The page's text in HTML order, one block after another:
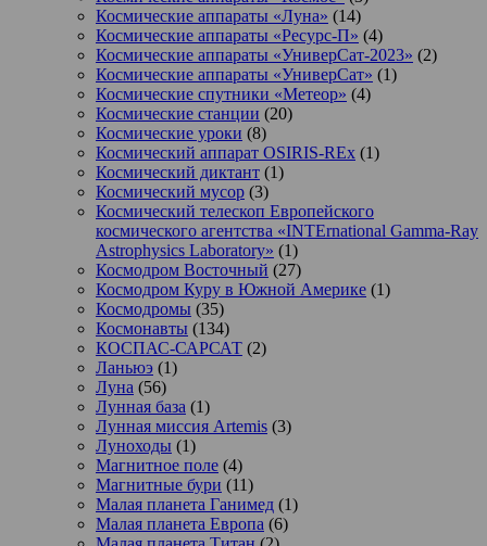
Космические аппараты «Луна» (14)
Космические аппараты «Ресурс-П» (4)
Космические аппараты «УниверСат-2023» (2)
Космические аппараты «УниверСат» (1)
Космические спутники «Метеор» (4)
Космические станции (20)
Космические уроки (8)
Космический аппарат OSIRIS-REx (1)
Космический диктант (1)
Космический мусор (3)
Космический телескоп Европейского
космического агентства «INTErnational Gamma-Ray
Astrophysics Laboratory» (1)
Космодром Восточный (27)
Космодром Куру в Южной Америке (1)
Космодромы (35)
Космонавты (134)
КОСПАС-САРСАТ (2)
Ланьюэ (1)
Луна (56)
Лунная база (1)
Лунная миссия Artemis (3)
Луноходы (1)
Магнитное поле (4)
Магнитные бури (11)
Малая планета Ганимед (1)
Малая планета Европа (6)